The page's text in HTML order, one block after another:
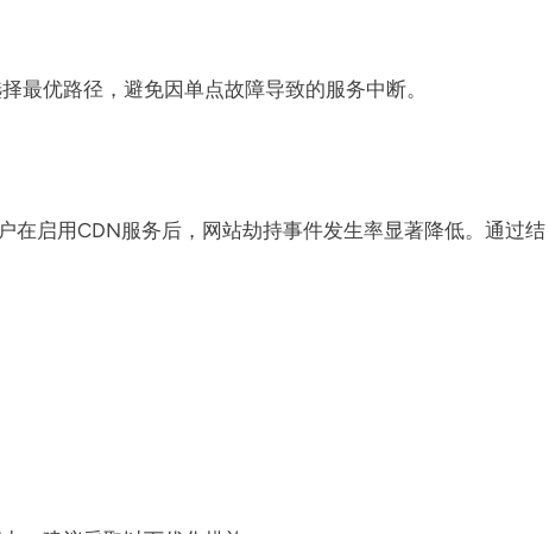
最优路径，避免因单点故障导致的服务中断。
在启用CDN服务后，网站劫持事件发生率显著降低。通过结